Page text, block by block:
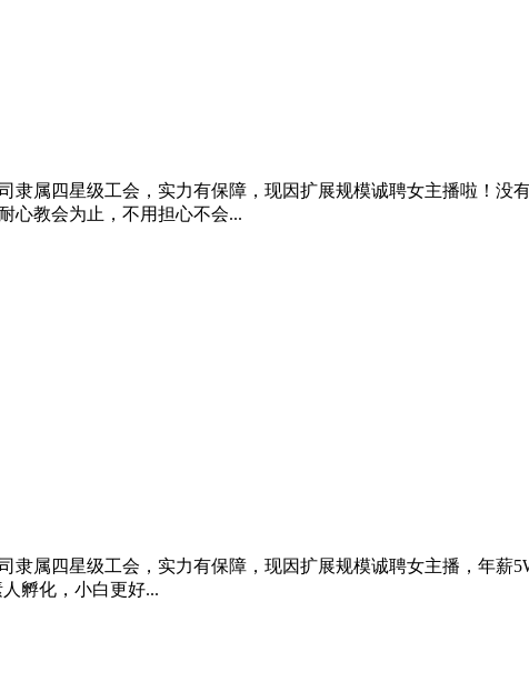
隶属四星级工会，实力有保障，现因扩展规模诚聘女主播啦！
心教会为止，不用担心不会...
隶属四星级工会，实力有保障，现因扩展规模诚聘女主播，年薪
孵化，小白更好...